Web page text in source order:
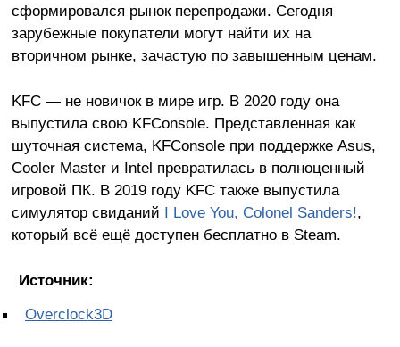
сформировался рынок перепродажи. Сегодня
зарубежные покупатели могут найти их на
вторичном рынке, зачастую по завышенным ценам.
KFC — не новичок в мире игр. В 2020 году она
выпустила свою KFConsole. Представленная как
шуточная система, KFConsole при поддержке Asus,
Cooler Master и Intel превратилась в полноценный
игровой ПК. В 2019 году KFC также выпустила
симулятор свиданий I Love You, Colonel Sanders!,
который всё ещё доступен бесплатно в Steam.
Источник:
Overclock3D